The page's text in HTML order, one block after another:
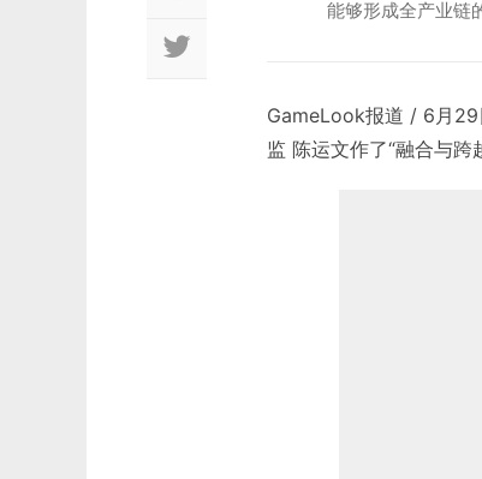
能够形成全产业链
GameLook报道 / 6月29
监 陈运文作了“融合与跨